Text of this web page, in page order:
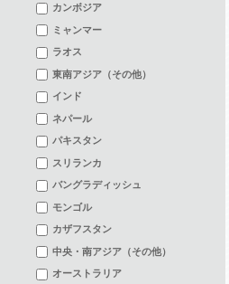
カンボジア
ミャンマー
ラオス
東南アジア（その他）
インド
ネパール
パキスタン
スリランカ
バングラディッシュ
モンゴル
カザフスタン
中央・南アジア（その他）
オーストラリア